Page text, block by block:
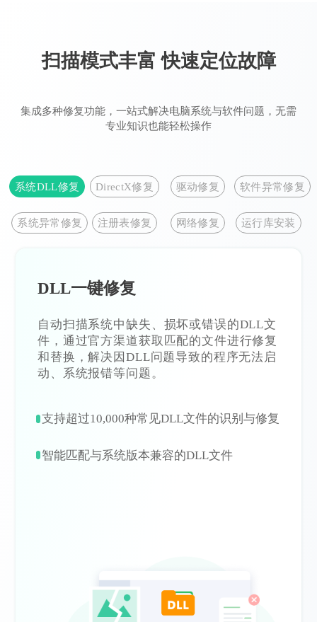
扫描模式丰富 快速定位故障
集成多种修复功能，一站式解决电脑系统与软件问题，无需
专业知识也能轻松操作
系统DLL修复 DirectX修复 驱动修复 软件异常修复
系统异常修复 注册表修复 网络修复 运行库安装
DLL一键修复
自动扫描系统中缺失、损坏或错误的DLL文
件，通过官方渠道获取匹配的文件进行修复
和替换，解决因DLL问题导致的程序无法启
动、系统报错等问题。
支持超过10,000种常见DLL文件的识别与修复
智能匹配与系统版本兼容的DLL文件